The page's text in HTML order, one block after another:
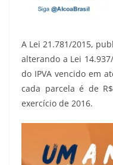
A Lei 21.781/2015,
alterando a Lei
do IPVA vencido em
cada parcela é de
exercício de 2016.